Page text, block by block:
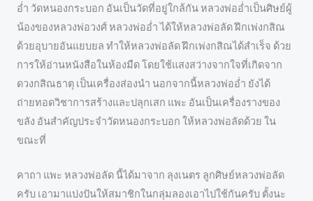
อ่ำ วัดหนองกระบอก อันเป็นวัดที่อยู่ใกล้กัน หลวงพ่ออ่ำเป็นศิษย์ผู้
น้องของหลวงพ่อวงศ์ หลวงพ่ออ่ำ ได้ให้หลวงพ่อลัด ฝึกเพ่งกสิณ
ด้วยอุบายอันแยบยล ทำให้หลวงพ่อลัด ฝึกเพ่งกสิณได้สำเร็จ ด้วย
การให้อ่านหนังสือในห้องมืด โดยใช้แสงสว่างจากใจที่เกิดจาก
ดวงกสิณธาตุ เป็นเครื่องส่องนำ นอกจากนี้หลวงพ่ออ่ำ ยังได้
ถ่ายทอดวิชาการสร้างและปลุกเสก แพะ อันเป็นเครื่องรางของ
ขลัง อันสำคัญประจำวัดหนองกระบอก ให้หลวงพ่อลัดด้วย ใน
ขณะที่
คาถา แพะ หลวงพ่อลัด นี้ได้มาจาก ลุงเนตร ลูกศิษย์หลวงพ่อลัด
ครับ เอามาแบ่งปันให้สมาชิกในกลุ่มลองเอาไปใช้กันครับ ตั้งนะ